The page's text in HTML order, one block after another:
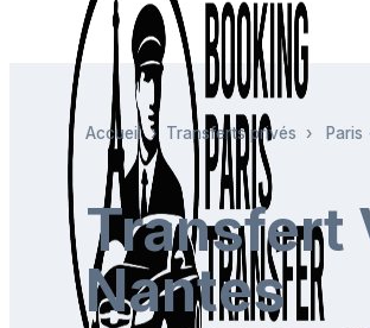
Accueil › Transferts privés ›
Transfert
Nantes